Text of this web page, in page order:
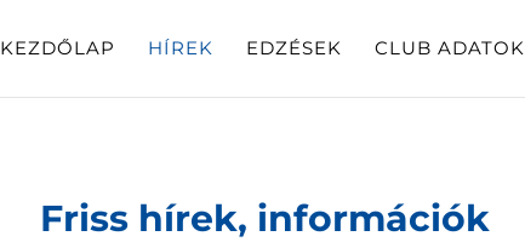
KEZDŐLAP HÍREK EDZÉSEK CLUB ADATOK
Friss hírek, információk